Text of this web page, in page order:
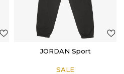
JORDAN Sport
SALE